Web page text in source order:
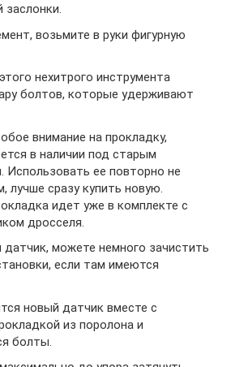
заслонки.
возьмите в руки фигурную
нехитрого инструмента
болтов, которые удерживают
внимание на прокладку,
в наличии под старым
Использовать ее повторно не
лучше сразу купить новую.
идет уже в комплекте с
дросселя.
можете немного зачистить
если там имеются
новый датчик вместе с
из поролона и
болты.